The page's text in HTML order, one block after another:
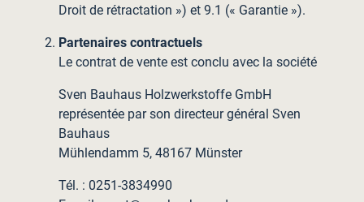
Droit de rétractation ») et 9.1 (« Garantie »).
Partenaires contractuels
Le contrat de vente est conclu avec la société
Sven Bauhaus Holzwerkstoffe GmbH
représentée par son directeur général Sven
Bauhaus
Mühlendamm 5, 48167 Münster
Tél. : 0251-3834990